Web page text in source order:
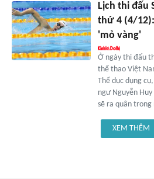
Lịch thi đấu
thứ 4 (4/
'mỏ vàng'
Ở ngày thi đấu
thể thao Việt
Thể dục dụng
ngư Nguyễn
sẽ ra quân trong
XEM THÊM